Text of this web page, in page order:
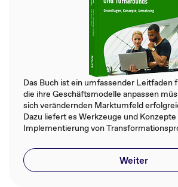
Das Buch ist ein umfassender Leitfaden
die ihre Geschäftsmodelle anpassen
sich verändernden Marktumfeld
Dazu liefert es Werkzeuge und
Implementierung von
Weiter